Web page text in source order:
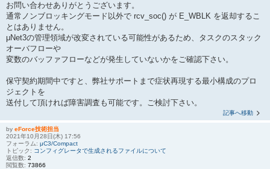
お問い合わせありがとうございます。
通常ノンブロッキングモード以外で rcv_soc() が E_WBLK を返却するこ
とはありません。
μNet3の管理領域が改変されている可能性があるため、タスクのスタック
オーバフローや
変数のバッファフローなどが発生していないかをご確認下さい。
保守契約期間中ですと、弊社サポートまで症状再現する最小構成のプロ
ジェクトを
送付して頂ければ障害調査も可能です。ご検討下さい。
記事へ移動
by eForce技術担当
2021年10月28日(木) 17:56
フォーラム: μC3/Compact
トピック: コンフィグレータで生成されるファイルについて
返信数: 2
閲覧数: 73866